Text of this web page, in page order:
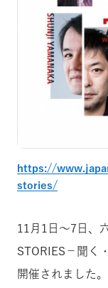
https://
stories/
11月1日〜7日、
STORIES－聞く
開催されました